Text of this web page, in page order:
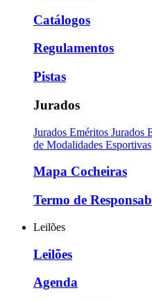
Catálogos
Regulamentos
Pistas
Jurados
Jurados Eméritos Jurados
de Modalidades Esportivas
Mapa Cocheiras
Termo de
Leilões
Leilões
Agenda